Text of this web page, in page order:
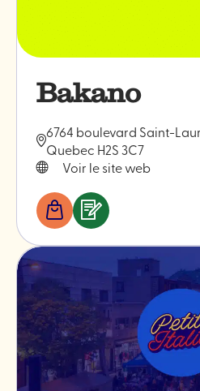
Bakano
6764 boulevard Saint-
Quebec H2S 3C7
Voir le site web
BoutiquesServices
professionnels